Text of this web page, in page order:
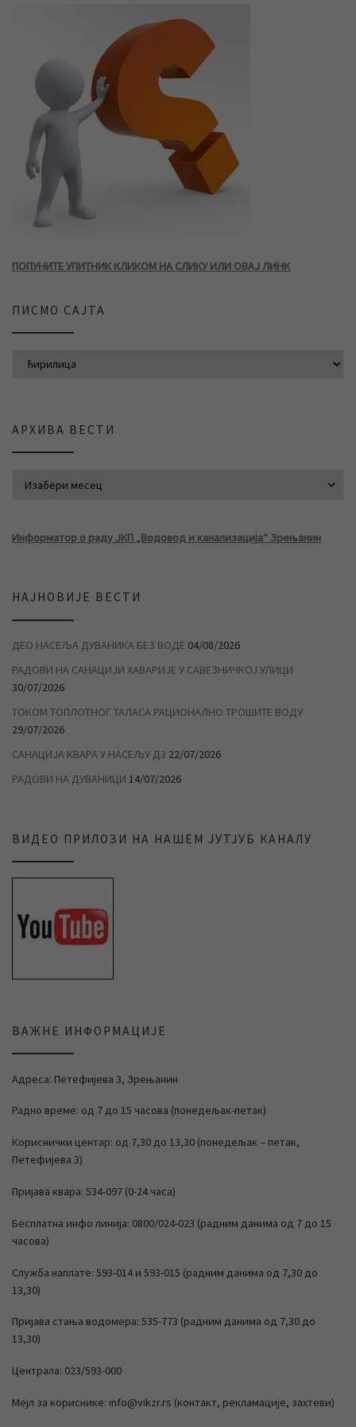
ПОПУНИТЕ УПИТНИК КЛИКОМ НА СЛИКУ ИЛИ ОВАЈ ЛИНК
ПИСМО САЈТА
АРХИВА ВЕСТИ
Информатор о раду ЈКП „Водовод и канализација“ Зрењанин
НАЈНОВИЈЕ ВЕСТИ
ДЕО НАСЕЉА ДУВАНИКА БЕЗ ВОДЕ 04/08/2026
РАДОВИ НА САНАЦИЈИ ХАВАРИЈЕ У САВЕЗНИЧКОЈ УЛИЦИ
30/07/2026
ТОКОМ ТОПЛОТНОГ ТАЛАСА РАЦИОНАЛНО ТРОШИТЕ ВОДУ
29/07/2026
САНАЦИЈА КВАРА У НАСЕЉУ Д3 22/07/2026
РАДОВИ НА ДУВАНИЦИ 14/07/2026
ВИДЕО ПРИЛОЗИ НА НАШЕМ ЈУТЈУБ КАНАЛУ
ВАЖНЕ ИНФОРМАЦИЈЕ
Адреса: Петефијева 3, Зрењанин
Радно време: од 7 до 15 часова (понедељак-петак)
Кориснички центар: од 7,30 до 13,30 (понедељак – петак,
Петефијева 3)
Пријава квара: 534-097 (0-24 часа)
Бесплатна инфо линија: 0800/024-023 (радним данима од 7 до 15
часова)
Служба наплате: 593-014 и 593-015 (радним данима од 7,30 до
13,30)
Пријава стања водомера: 535-773 (радним данима од 7,30 до
13,30)
Централа: 023/593-000
Мејл за кориснике: info@vikzr.rs (контакт, рекламације, захтеви)